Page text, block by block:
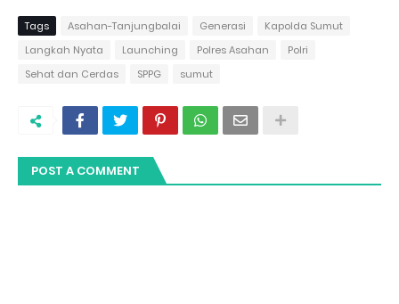
Tags Asahan-Tanjungbalai Generasi
Kapolda Sumut
Langkah Nyata
Launching Polres Asahan
Polri
Sehat dan Cerdas
SPPG sumut
POST A COMMENT